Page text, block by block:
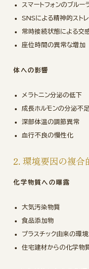
スマートフォンのブルー
SNSによる精神的ストレ
常時接続状態による交
座位時間の異常な増加
体への影響
メラトニン分泌の低下
成長ホルモンの分泌不足
深部体温の調節異常
血行不良の慢性化
2. 環境要因の複合
化学物質への曝露
大気汚染物質
食品添加物
プラスチック由来の環
住宅建材からの化学物